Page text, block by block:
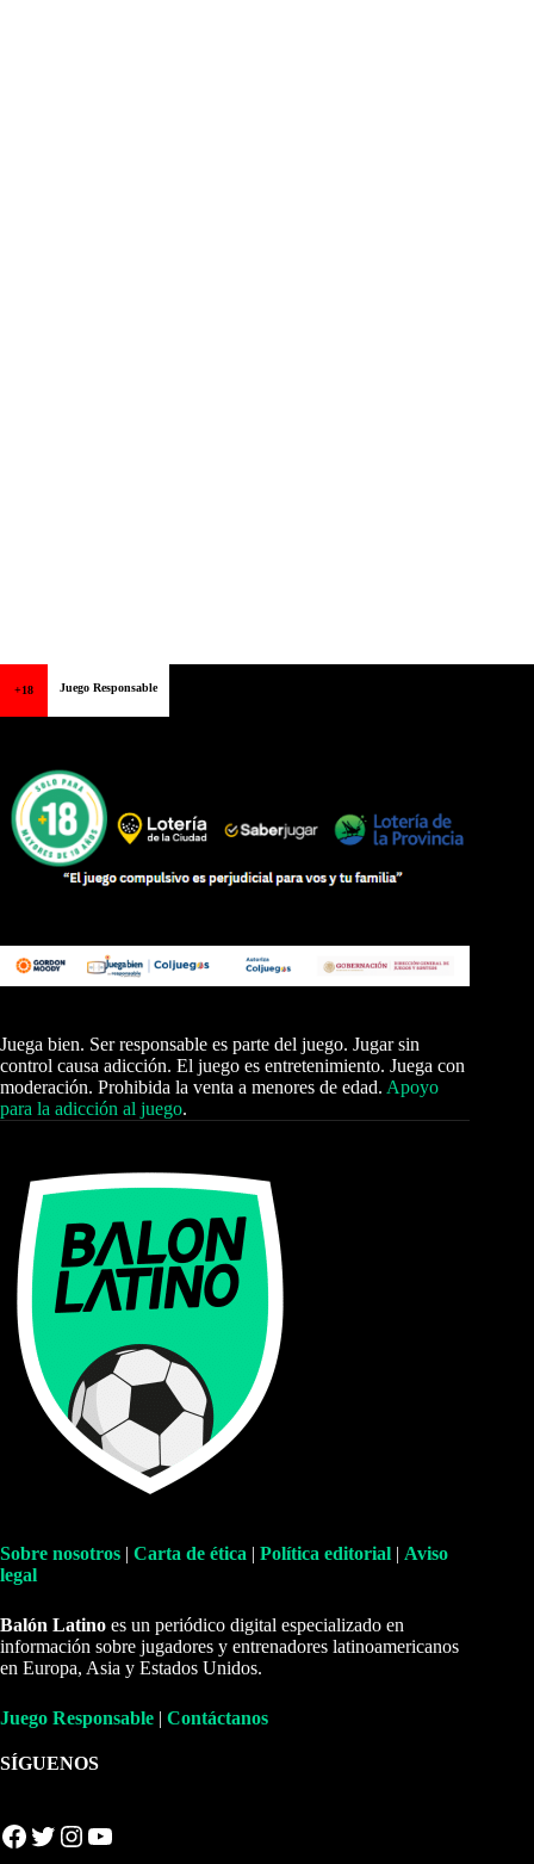
+18 Juego Responsable
Juega bien. Ser responsable es parte del juego. Jugar sin
control causa adicción. El juego es entretenimiento. Juega con
moderación. Prohibida la venta a menores de edad. Apoyo
para la adicción al juego.
Sobre nosotros | Carta de ética | Política editorial | Aviso
legal
Balón Latino es un periódico digital especializado en
información sobre jugadores y entrenadores latinoamericanos
en Europa, Asia y Estados Unidos.
Juego Responsable | Contáctanos
SÍGUENOS
Facebook Twitter Instagram YouTube